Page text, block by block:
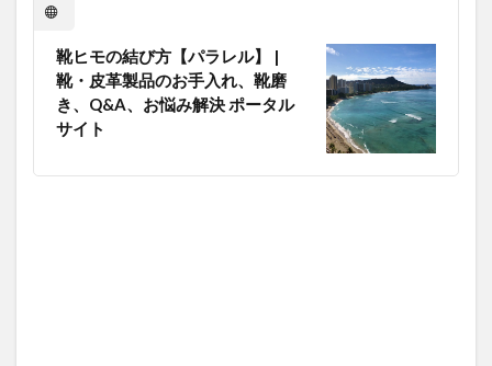
靴ヒモの結び方【パラレル】 |
靴・皮革製品のお手入れ、靴磨
き、Q&A、お悩み解決 ポータル
サイト